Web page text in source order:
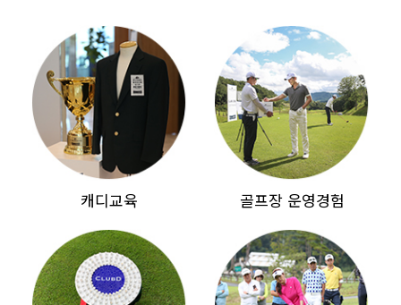
캐디교육 골프장 운영경험